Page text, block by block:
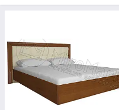
профілем і м'якою
популярною.
індивідуальний комплект
Вишня бюзум